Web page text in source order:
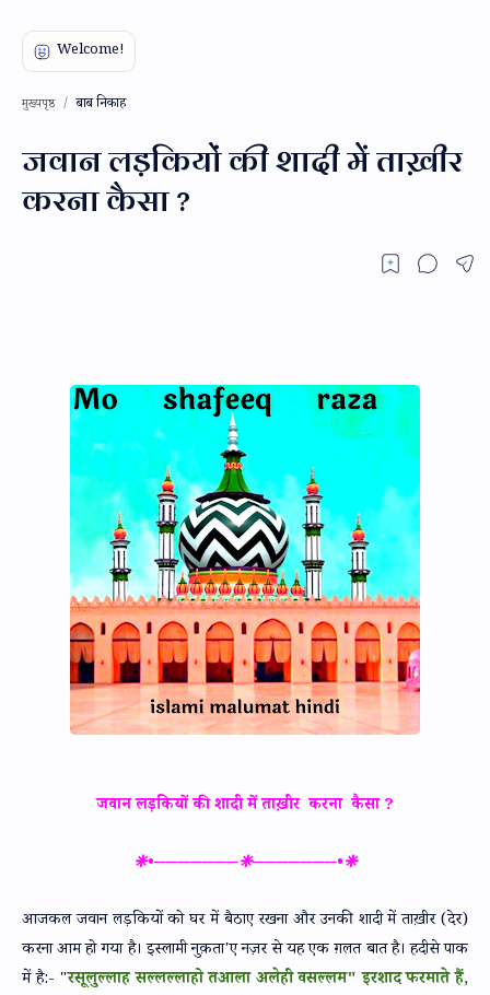
मुख्यपृष्ठ बाब निकाह
जवान लड़कियों की शादी में ताख़ीर
करना कैसा ?
जवान लड़कियों की शादी में ताख़ीर करना कैसा ?
❈•───────❈───────•❈
आजकल जवान लड़कियों को घर में बैठाए रखना और उनकी शादी में ताख़ीर (देर)
करना आम हो गया है। इस्लामी नुक़ता'ए नज़र से यह एक ग़लत बात है। हदीसे पाक
में है:- "रसूलुल्लाह सल्लल्लाहो तआला अलेही वसल्लम" इरशाद फरमाते हैं,